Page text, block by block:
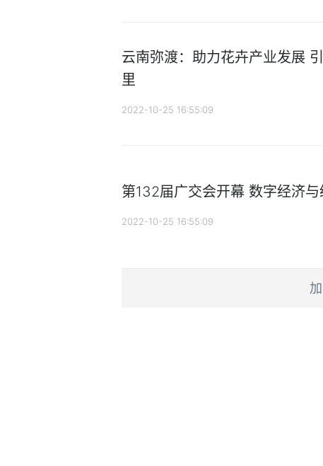
云南弥渡：助力花卉产业发展
里
2022-10-25 16:55:09
第132届广交会开幕 数字经济
2022-10-25 16:55:09